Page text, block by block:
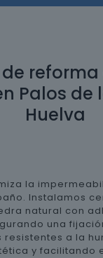
de
Palos de
Huelva
la
Instalamos
natural con
una
resistentes a la
y facilitando